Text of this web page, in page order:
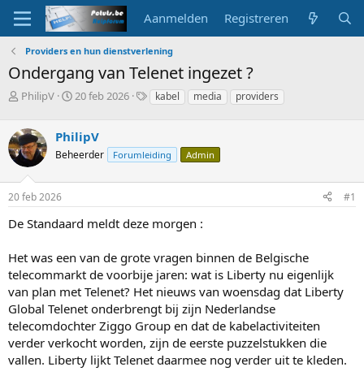
Aanmelden Registreren
Providers en hun dienstverlening
Ondergang van Telenet ingezet ?
O
e
r
w
e
r
p
s
a
r
e
r
PhilipV
S
r
t
a
u
m
20 feb 2026
Tkabel media providers
PhilipV
Beheerder Forumleiding Admin
20 feb 2026 #1
De Standaard meldt deze morgen :
Het was een van de grote vragen binnen de Belgische
telecommarkt de voorbije jaren: wat is Liberty nu eigenlijk
van plan met Telenet? Het nieuws van woensdag dat Liberty
Global Telenet onderbrengt bij zijn Nederlandse
telecomdochter Ziggo Group en dat de kabelactiviteiten
verder verkocht worden, zijn de eerste puzzelstukken die
vallen. Liberty lijkt Telenet daarmee nog verder uit te kleden.